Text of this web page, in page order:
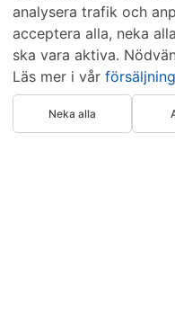
analysera trafik och
acceptera alla, neka
ska vara aktiva.
Läs mer i vår
Neka alla
Sveriges
Kontakta KCR
Om KCR/Garantier